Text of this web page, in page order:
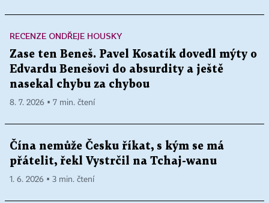
RECENZE ONDŘEJE HOUSKY
Zase ten Beneš. Pavel Kosatík dovedl mýty o
Edvardu Benešovi do absurdity a ještě
nasekal chybu za chybou
8. 7. 2026 ▪ 7 min. čtení
Čína nemůže Česku říkat, s kým se má
přátelit, řekl Vystrčil na Tchaj-wanu
1. 6. 2026 ▪ 3 min. čtení